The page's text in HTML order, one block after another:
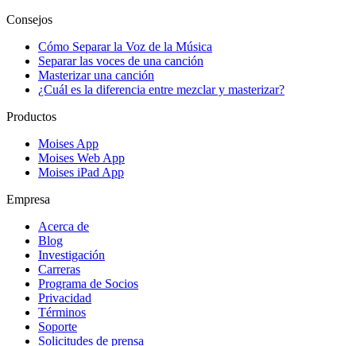
Consejos
Cómo Separar la Voz de la Música
Separar las voces de una canción
Masterizar una canción
¿Cuál es la diferencia entre mezclar y masterizar?
Productos
Moises App
Moises Web App
Moises iPad App
Empresa
Acerca de
Blog
Investigación
Carreras
Programa de Socios
Privacidad
Términos
Soporte
Solicitudes de prensa